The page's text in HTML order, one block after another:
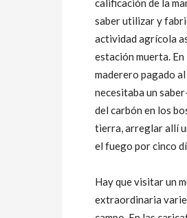
calificación de la
saber utilizar y
actividad agrícola
estación muerta.
maderero pagado
necesitaba un
del carbón en los
tierra, arreglar allí
el fuego por cinco
Hay que visitar un
extraordinaria